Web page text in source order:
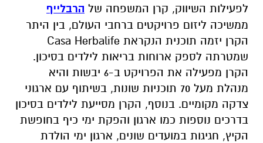
לפעילות השיווק, קרן המשפחה של הרבלייף
ממשיכה ליזום פרויקטים ברחבי העולם, בין היתר
הקרן יזמה תוכנית הנקראת Casa Herbalife
שמטרתה לספק ארוחות בריאות לילדים בסיכון.
הקרן מפעילה את הפרויקט ב-6 יבשות והיא
מנהלת מעל 70 תוכניות שונות, בשיתוף עם ארגוני
צדקה מקומיים. בנוסף, הקרן מסייעת לילדים בסיכון
בדרכים נוספות כמו ארגון והפקת ימי כיף בחופשת
הקיץ, חגיגות במועדים שונים, ארגון ימי הולדת